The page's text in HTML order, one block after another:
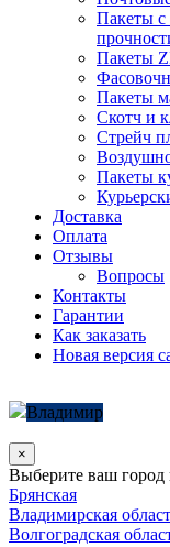
Пакеты
Пакеты
Пакеты
Скотч и
Стрейч
Пакеты
Доставка
Оплата
Отзывы
Вопросы
Контакты
Гарантии
Как заказать
Новая версия
Владимир
×
Выберите ваш город
Брянская
Владимирская
Волгоградская